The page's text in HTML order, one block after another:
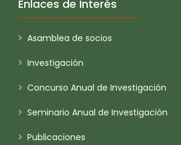
Enlaces de Interés
Asamblea de socios
Investigación
Concurso Anual de Investigación
Seminario Anual de Investigación
Publicaciones